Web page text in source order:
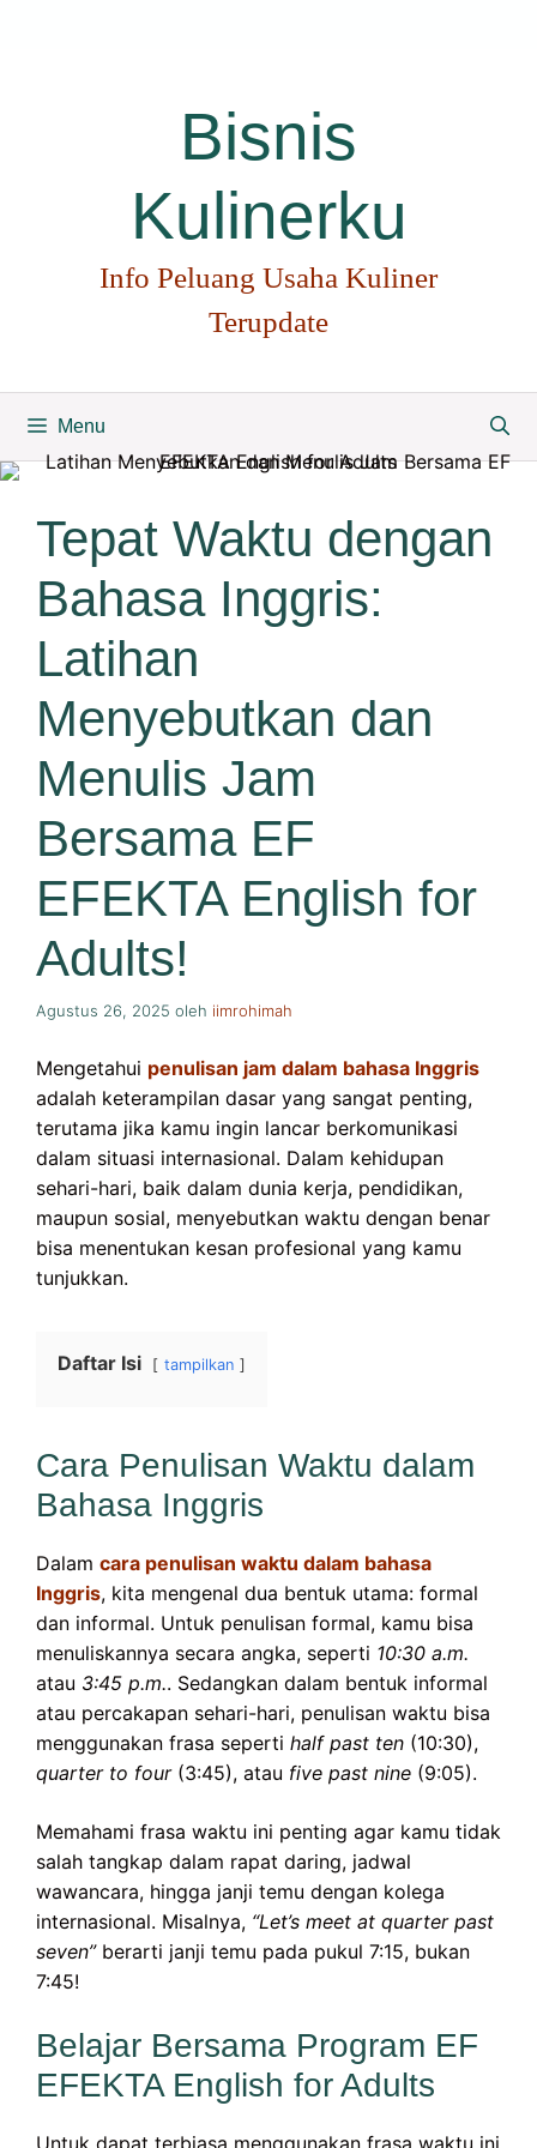
Bisnis
Kulinerku
Info Peluang Usaha Kuliner
Terupdate
Menu
Tepat Waktu dengan
Bahasa Inggris:
Latihan
Menyebutkan dan
Menulis Jam
Bersama EF
EFEKTA English for
Adults!
Agustus 26, 2025 oleh iimrohimah
Mengetahui penulisan jam dalam bahasa Inggris
adalah keterampilan dasar yang sangat penting,
terutama jika kamu ingin lancar berkomunikasi
dalam situasi internasional. Dalam kehidupan
sehari-hari, baik dalam dunia kerja, pendidikan,
maupun sosial, menyebutkan waktu dengan benar
bisa menentukan kesan profesional yang kamu
tunjukkan.
Daftar Isi tampilkan
Cara Penulisan Waktu dalam
Bahasa Inggris
Dalam cara penulisan waktu dalam bahasa
Inggris, kita mengenal dua bentuk utama: formal
dan informal. Untuk penulisan formal, kamu bisa
menuliskannya secara angka, seperti 10:30 a.m.
atau 3:45 p.m.. Sedangkan dalam bentuk informal
atau percakapan sehari-hari, penulisan waktu bisa
menggunakan frasa seperti half past ten (10:30),
quarter to four(3:45), atau five past nine (9:05).
Memahami frasa waktu ini penting agar kamu tidak
salah tangkap dalam rapat daring, jadwal
wawancara, hingga janji temu dengan kolega
internasional. Misalnya, “Let’s meet at quarter past
seven”berarti janji temu pada pukul 7:15, bukan
7:45!
Belajar Bersama Program EF
EFEKTA English for Adults
Untuk dapat terbiasa menggunakan frasa waktu ini